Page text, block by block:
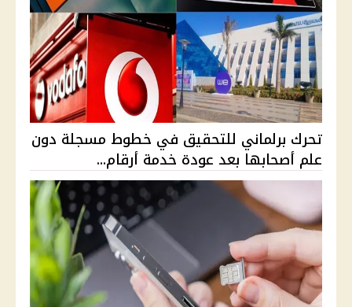
تحرك برلماني للتحقيق في خطوط مسجلة دون
علم أصحابها بعد عودة خدمة أرقام...